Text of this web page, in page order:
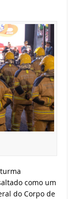
como um
do Corpo de